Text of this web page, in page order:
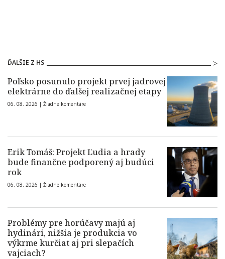
ĎALŠIE Z HS
Poľsko posunulo projekt prvej jadrovej
elektrárne do ďalšej realizačnej etapy
06. 08. 2026 | Žiadne komentáre
Erik Tomáš: Projekt Ľudia a hrady
bude finančne podporený aj budúci
rok
06. 08. 2026 | Žiadne komentáre
Problémy pre horúčavy majú aj
hydinári, nižšia je produkcia vo
výkrme kurčiat aj pri slepačích
vajciach?